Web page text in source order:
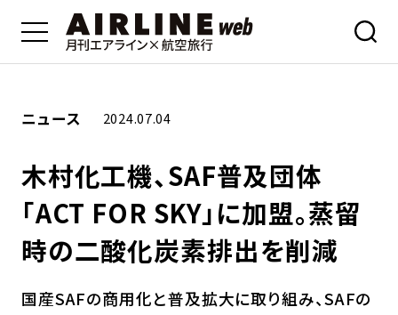
ニュース 2024.07.04
木村化工機、SAF普及団体
「ACT FOR SKY」に加盟。蒸留
時の二酸化炭素排出を削減
国産SAFの商用化と普及拡大に取り組み、SAFの